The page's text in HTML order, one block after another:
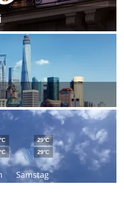
Samstag
29°C
29°C